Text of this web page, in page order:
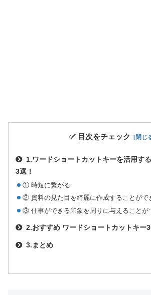
✅ 目次をチェック
1.ワードショートカットキーを活用す
3選！
① 時短に繋がる
② 資料の見た目を綺麗に作成することがで
③ 仕事ができる印象を周りに与えることが
2.おすすめ ワードショートカットキー
3.まとめ